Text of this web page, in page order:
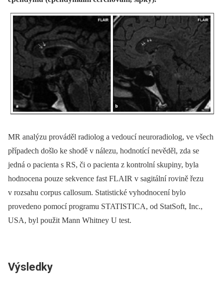
MR analýzu prováděl radiolog a vedoucí neuroradiolog, ve všech
případech došlo ke shodě v nálezu, hodnotící nevěděl, zda se
jedná o pacienta s RS, či o pacienta z kontrolní skupiny, byla
hodnocena pouze sekvence fast FLAIR v sagitální rovině řezu
v rozsahu corpus callosum. Statistické vyhodnocení bylo
provedeno pomocí programu STATISTICA, od StatSoft, Inc.,
USA, byl použit Mann Whitney U test.
Výsledky